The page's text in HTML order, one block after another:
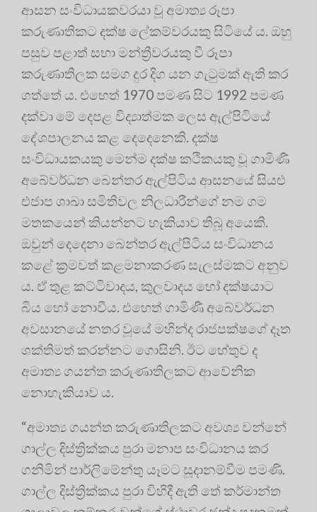
ආසන සංවිධායකවරයා වූ අමාත්‍ය රූපා
කරුණාතිකට දක්ෂ ලේකම්වරයකු සිටියේ ය. ඔහු
පසුව පළාත් සභා මන්ත්‍රීවරයකු වී රූපා
කරුණාතිලක සමග දුර දිග යන ගැටුමක් ඇති කර
ගත්තේ ය. එහෙත් 1970 පමණ සිට 1992 පමණ
දක්වා මේ දෙපළ විද්‍යාත්මක ලෙස ඇල්පිටියේ
දේශපාලනය කළ දෙදෙනෙකි. දක්ෂ
සංවිධායකයකු මෙන්ම දක්ෂ කථිකයකු වූ ගාමිණී
අබේවර්ධන බෙන්තර ඇල්පිටිය ආසනයේ සියළු
එජාප ශාඛා සමිතිවල නිලධාරීන්ගේ නම ගම
මතකයෙන් කියන්නට හැකියාව තිබූ අයෙකි.
ඔවුන් දෙදෙනා බෙන්තර ඇල්පිටිය සංවිධානය
කළේ ක්‍රමවත් කළමනාකරණ සැලස්මකට අනුව
ය. ඒ තුළ කට්ටිවාදය, කුලවාදය හෝ දක්ෂයාට
බිය හෝ නොවීය. එහෙත් ගාමිණී අබේවර්ධන
අවසානයේ නතර වූයේ මහින්ද රාජපක්ෂගේ දෑත
ශක්තිමත් කරන්නට ගොසිනි. ඊට හේතුව ද
අමාත්‍ය ගයන්ත කරුණාතිලකට ආවේනික
නොහැකියාව ය.
“අමාත්‍ය ගයන්ත කරුණාතිලකට අවශ්‍ය වන්නේ
ගාල්ල දිස්ත්‍රික්කය පුරා මනාප සංවිධානය කර
ගනිමින් පාර්ලිමේන්තු යෑමට සූදානම්වීම පමණි.
ගාල්ල දිස්ත්‍රික්කය පුරා විහිදී ඇති තේ කර්මාන්ත